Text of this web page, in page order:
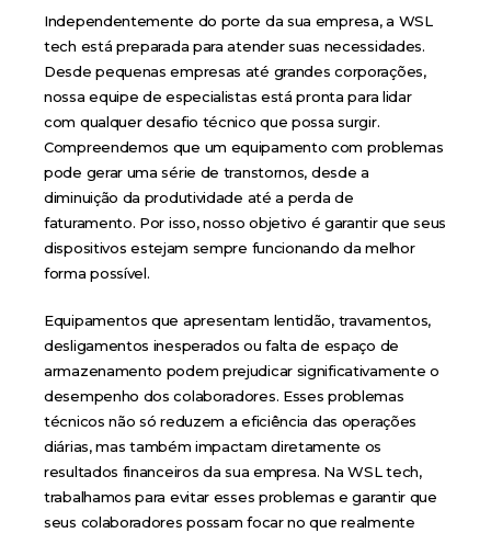
Independentemente do porte da sua empresa, a WSL
tech está preparada para atender suas necessidades.
Desde pequenas empresas até grandes corporações,
nossa equipe de especialistas está pronta para lidar
com qualquer desafio técnico que possa surgir.
Compreendemos que um equipamento com problemas
pode gerar uma série de transtornos, desde a
diminuição da produtividade até a perda de
faturamento. Por isso, nosso objetivo é garantir que seus
dispositivos estejam sempre funcionando da melhor
forma possível.
Equipamentos que apresentam lentidão, travamentos,
desligamentos inesperados ou falta de espaço de
armazenamento podem prejudicar significativamente o
desempenho dos colaboradores. Esses problemas
técnicos não só reduzem a eficiência das operações
diárias, mas também impactam diretamente os
resultados financeiros da sua empresa. Na WSL tech,
trabalhamos para evitar esses problemas e garantir que
seus colaboradores possam focar no que realmente